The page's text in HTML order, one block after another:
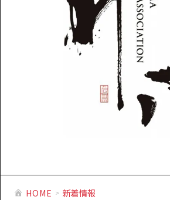
お役立ち情報
事前・事後学習
提供資料のご案内
オンライン相談窓
公募入札情報
ひろしま観光大使
新着情報
HOME 新着情報